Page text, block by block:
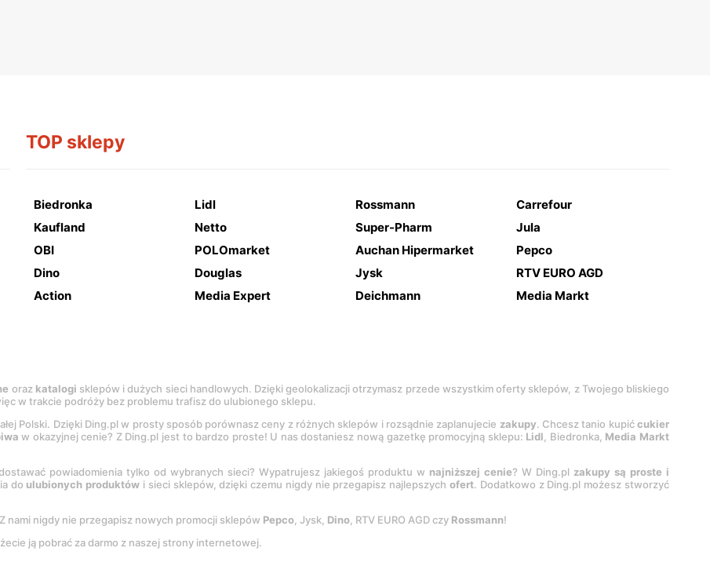
TOP sklepy
Biedronka Lidl Rossmann
Carrefour
Kaufland
Netto Super-Pharm
Jula
OBI
POLOmarket Auchan Hipermarket
Pepco
Dino
Douglas Jysk
RTV EURO AGD
Action
Media Expert Deichmann Media Markt
oraz katalogi sklepów i dużych sieci handlowych. Dzięki geolokalizacji otrzymasz przede wszystkim oferty sklepów, z Twojego bliskiego
w trakcie podróży bez problemu trafisz do ulubionego sklepu.
Polski. Dzięki Ding.pl w prosty sposób porównasz ceny z różnych sklepów i rozsądnie zaplanujecie zakupy. Chcesz tanio kupićcukier
w okazyjnej cenie? Z Ding.pl jest to bardzo proste! U nas dostaniesz nową gazetkę promocyjną sklepu: Lidl, Biedronka, Media Markt
powiadomienia tylko od wybranych sieci? Wypatrujesz jakiegoś produktu w najniższej cenie? W Ding.pl zakupy są proste i
do ulubionych produktów i sieci sklepów, dzięki czemu nigdy nie przegapisz najlepszychofert. Dodatkowo z Ding.pl możesz stworzyć
nami nigdy nie przegapisz nowych promocji sklepów Pepco, Jysk, Dino, RTV EURO AGD czy Rossmann!
ją pobrać za darmo z naszej strony internetowej.